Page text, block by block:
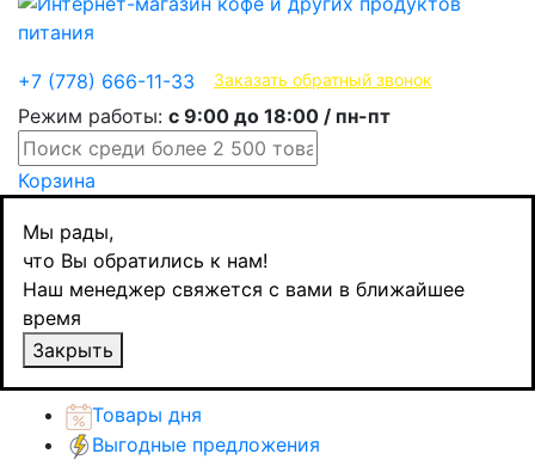
+7 (778) 666-11-33 Заказать обратный звонок
Режим работы: с 9:00 до 18:00 / пн-пт
Корзина
Мы рады,
что Вы обратились к нам!
Наш менеджер свяжется с вами в ближайшее
время
Закрыть
Бакалея
Крупы и семена
Мистраль нут Турецкий горох, 450 гр
Назадтоваров
Каталог товаров
Товары дня
Выгодные предложения